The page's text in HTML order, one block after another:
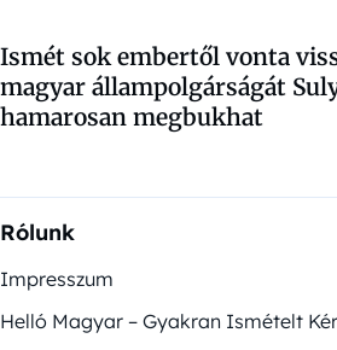
Ismét sok embertől vonta
magyar állampolgárságát
hamarosan megbukhat
Rólunk
Impresszum
Helló Magyar – Gyakran Ismételt